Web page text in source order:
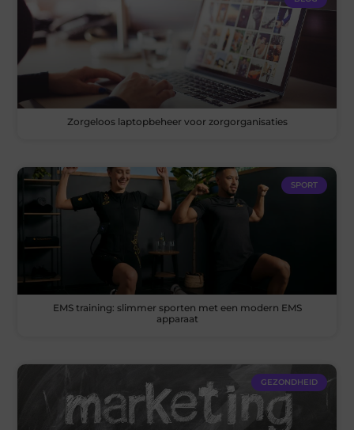
Zorgeloos laptopbeheer voor zorgorganisaties
SPORT
EMS training: slimmer sporten met een modern EMS
apparaat
GEZONDHEID